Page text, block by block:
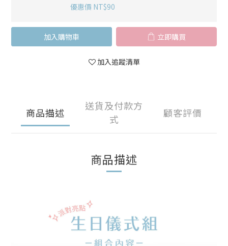
優惠價 NT$90
加入購物車 立即購買
加入追蹤清單
商品描述
送貨及付款方
式
顧客評價
商品描述